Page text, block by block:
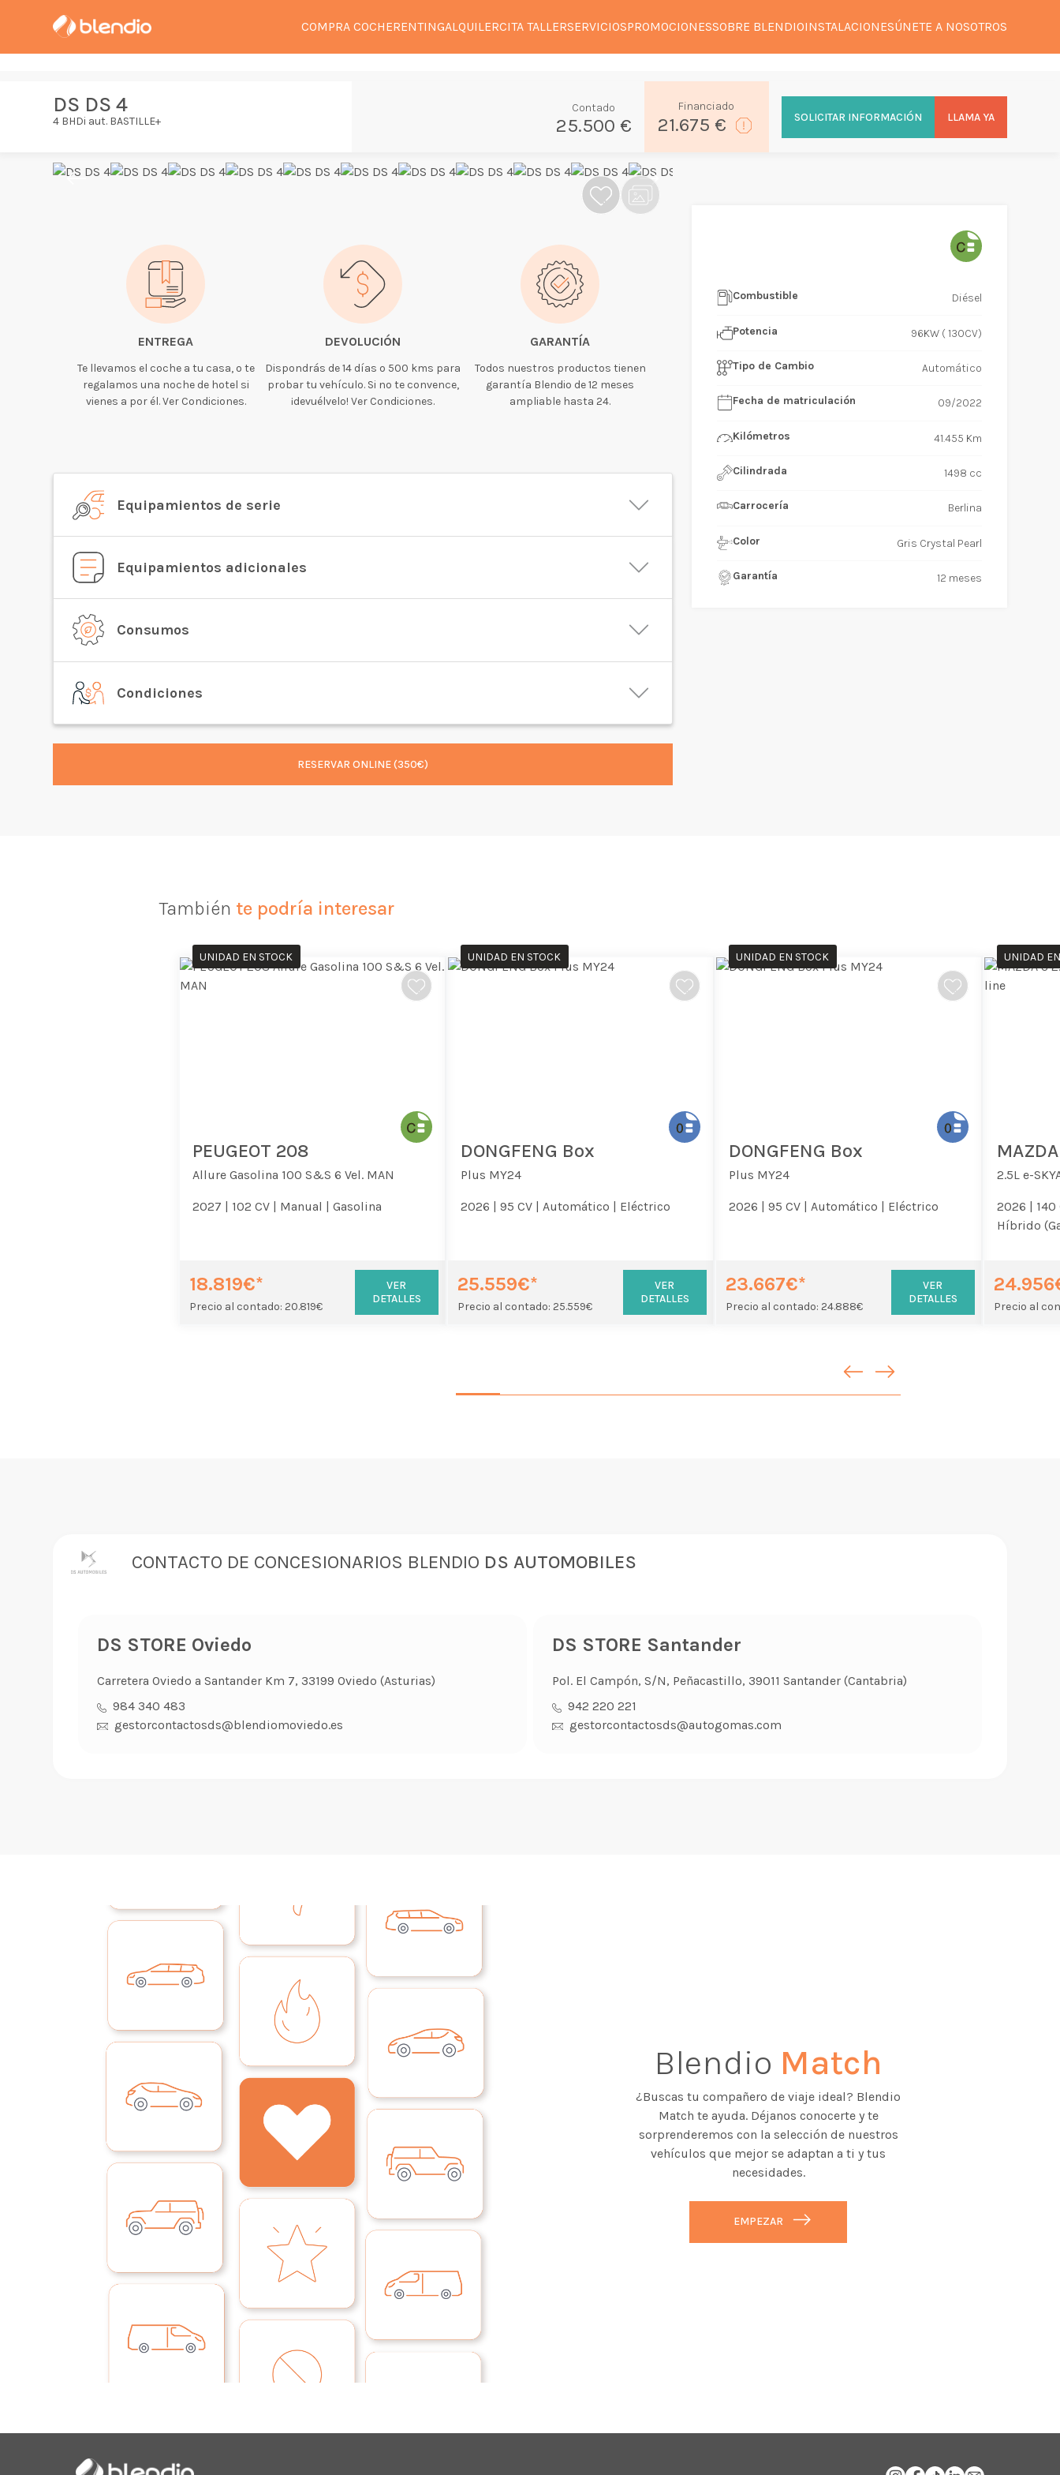
COMPRA COCHERENTINGALQUILERCITA TALLERSERVICIOSPROMOCIONESSOBRE BLENDIOINSTALACIONESÚNETE A NOSOTROS
DS DS 4
4 BHDi aut. BASTILLE+
Contado
25.500 €
Financiado
21.675 € SOLICITAR INFORMACIÓN LLAMA YA
ENTREGA
Te llevamos el coche a tu casa, o te
regalamos una noche de hotel si
vienes a por él. Ver Condiciones.
DEVOLUCIÓN
Dispondrás de 14 días o 500 kms para
probar tu vehículo. Si no te convence,
¡devuélvelo! Ver Condiciones.
GARANTÍA
Todos nuestros productos tienen
garantía Blendio de 12 meses
ampliable hasta 24.
Equipamientos de serie
Equipamientos adicionales
Consumos
Condiciones
RESERVAR ONLINE (350€)
Combustible Diésel
Potencia 96KW ( 130CV)
Tipo de Cambio Automático
Fecha de matriculación 09/2022
Kilómetros 41.455 Km
Cilindrada 1498 cc
Carrocería Berlina
Color Gris Crystal Pearl
Garantía 12 meses
También te podría interesar
UNIDAD EN STOCK
PEUGEOT 208
Allure Gasolina 100 S&S 6 Vel. MAN
2027 | 102 CV | Manual | Gasolina
18.819€*
Precio al contado: 20.819€
VER
DETALLES
UNIDAD EN STOCK
DONGFENG Box
Plus MY24
2026 | 95 CV | Automático | Eléctrico
25.559€*
Precio al contado: 25.559€
VER
DETALLES
UNIDAD EN STOCK
DONGFENG Box
Plus MY24
2026 | 95 CV | Automático | Eléctrico
23.667€*
Precio al contado: 24.888€
VER
DETALLES
UNIDAD
2.5L e-
2026 | 140
Híbrido
Precio al
CONTACTO DE CONCESIONARIOS BLENDIO DS AUTOMOBILES
DS STORE Oviedo
Carretera Oviedo a Santander Km 7, 33199 Oviedo (Asturias)
984 340 483
gestorcontactosds@blendiomoviedo.es
DS STORE Santander
Pol. El Campón, S/N, Peñacastillo, 39011 Santander (Cantabria)
942 220 221
gestorcontactosds@autogomas.com
Blendio Match
¿Buscas tu compañero de viaje ideal? Blendio
Match te ayuda. Déjanos conocerte y te
sorprenderemos con la selección de nuestros
vehículos que mejor se adaptan a ti y tus
necesidades.
EMPEZAR